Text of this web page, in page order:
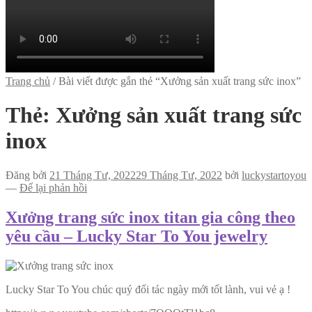
Trang chủ /Bài viết được gắn thẻ “Xưởng sản xuất trang sức inox”
Thẻ: Xưởng sản xuất trang sức
inox
Đăng bởi 21 Tháng Tư, 202229 Tháng Tư, 2022 bởi luckystartoyou
— Để lại phản hồi
Xưởng trang sức inox titan gia công theo
yêu cầu – Lucky Star To You jewelry
Lucky Star To You chúc quý đối tác ngày mới tốt lành, vui vẻ ạ !